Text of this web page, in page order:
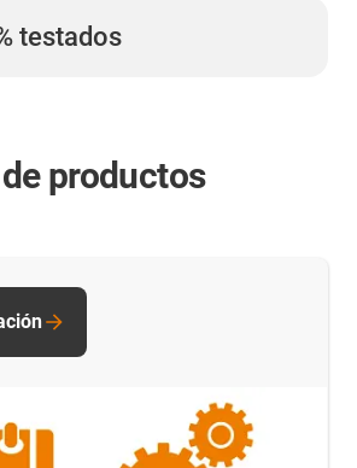
testados
productos